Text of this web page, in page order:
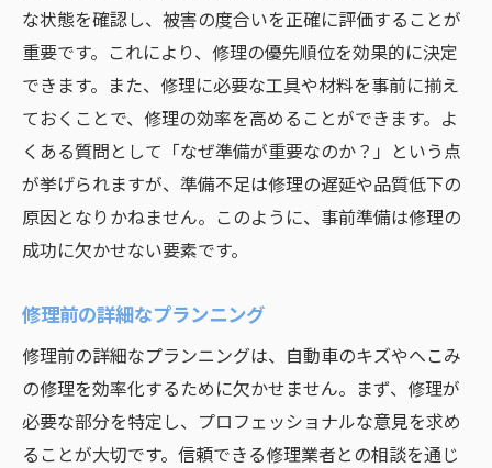
な状態を確認し、被害の度合いを正確に評価することが
重要です。これにより、修理の優先順位を効果的に決定
できます。また、修理に必要な工具や材料を事前に揃え
ておくことで、修理の効率を高めることができます。よ
くある質問として「なぜ準備が重要なのか？」という点
が挙げられますが、準備不足は修理の遅延や品質低下の
原因となりかねません。このように、事前準備は修理の
成功に欠かせない要素です。
修理前の詳細なプランニング
修理前の詳細なプランニングは、自動車のキズやへこみ
の修理を効率化するために欠かせません。まず、修理が
必要な部分を特定し、プロフェッショナルな意見を求め
ることが大切です。信頼できる修理業者との相談を通じ